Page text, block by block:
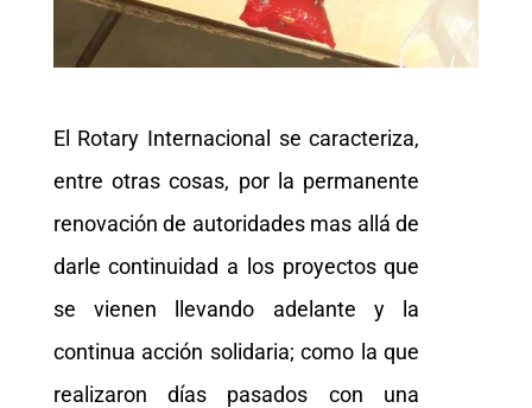
El Rotary Internacional se caracteriza,
entre otras cosas, por la permanente
renovación de autoridades mas allá de
darle continuidad a los proyectos que
se vienen llevando adelante y la
continua acción solidaria; como la que
realizaron días pasados con una